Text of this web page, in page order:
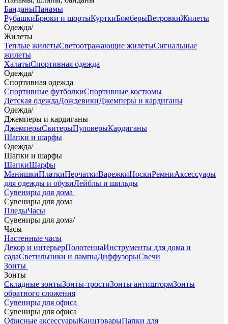
БанданыПанамы
РубашкиБрюки и шортыКурткиБомберыВетровкиЖилеты
Одежда/
Жилеты
Теплые жилетыСветоотражающие жилетыСигнальные
жилеты
ХалатыСпортивная одежда
Одежда/
Спортивная одежда
Спортивные футболкиСпортивные костюмы
Детская одеждаДождевикиДжемперы и кардиганы
Одежда/
Джемперы и кардиганы
ДжемперыСвитерыПуловерыКардиганы
Шапки и шарфы
Одежда/
Шапки и шарфы
ШапкиШарфы
МанишкиПлаткиПерчаткиВарежкиНоскиРемниАксессуары
для одежды и обувиЛейблы и шильды
Сувениры для дома
Сувениры для дома
ПледыЧасы
Сувениры для дома/
Часы
Настенные часы
Декор и интерьерПолотенцаИнструменты для дома и
садаСветильники и лампыДиффузорыСвечи
Зонты
Зонты
Складные зонтыЗонты-тростиЗонты антиштормЗонты
обратного сложения
Сувениры для офиса
Сувениры для офиса
Офисные аксессуарыКанцтоварыПапки для